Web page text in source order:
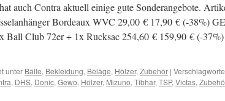
auch Contra aktuell einige gute Sonderangebote.
Bordeaux WVC 29,00 € 17,90 € (-38%)
Ball Club 72er + 1x Rucksac 254,60 € 159,90 € (-
unter Bälle, Bekleidung, Beläge, Hölzer, Zubehör |
, DHS, Donic, Gewo, Hölzer, Mizuno, Tibhar, TSP, Victas,